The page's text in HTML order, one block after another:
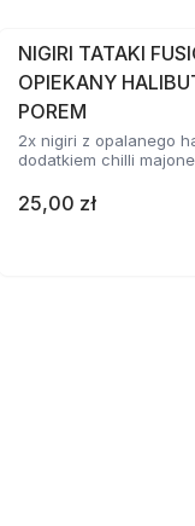
NIGIRI TATAKI
OPIEKANY
POREM
2x nigiri z opalanego
dodatkiem chilli
25,00 zł